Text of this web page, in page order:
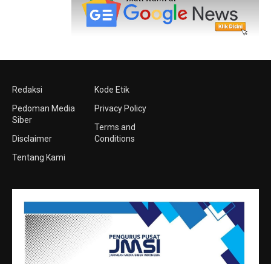
Redaksi
Pedoman Media
Siber
Disclaimer
Tentang Kami
Kode Etik
Privacy Policy
Terms and
Conditions